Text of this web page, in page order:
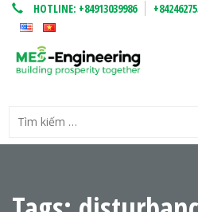
HOTLINE: +84913039986